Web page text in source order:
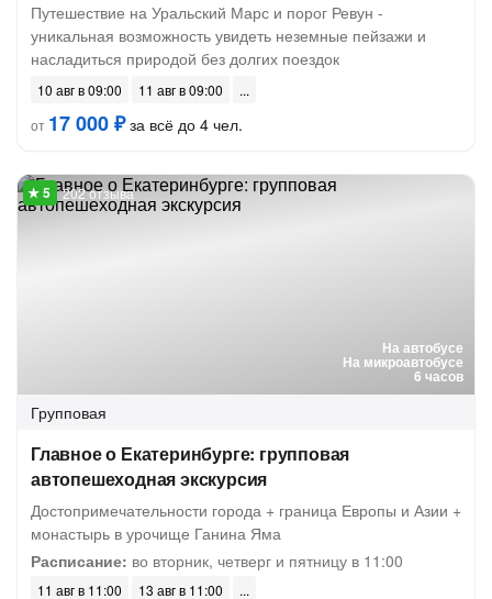
Путешествие на Уральский Марс и порог Ревун -
уникальная возможность увидеть неземные пейзажи и
насладиться природой без долгих поездок
10 авг в 09:00
11 авг в 09:00
от 17 000 ₽за всё до 4 чел.
На автобусе
На микроавтобусе
6 часов
202 отзыва
Групповая
Главное о Екатеринбурге: групповая
автопешеходная экскурсия
Достопримечательности города + граница Европы и Азии +
монастырь в урочище Ганина Яма
Расписание: во вторник, четверг и пятницу в 11:00
11 авг в 11:00 13 авг в 11:00